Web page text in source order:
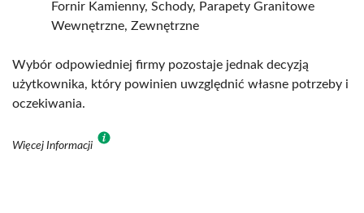
Fornir Kamienny, Schody, Parapety Granitowe
Wewnętrzne, Zewnętrzne
Wybór odpowiedniej firmy pozostaje jednak decyzją
użytkownika, który powinien uwzględnić własne potrzeby i
oczekiwania.
Więcej Informacji